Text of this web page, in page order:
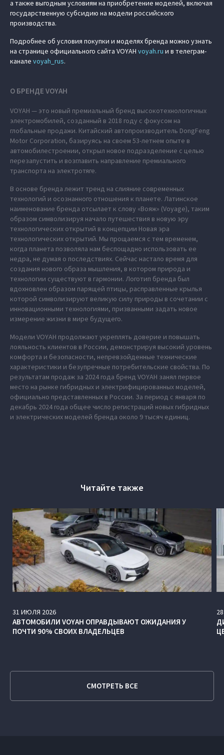
а также выгодным условиям на приобретение моделей, включая
государственную субсидию на модели российского
производства.
Подробнее об условия покупки и моделях бренда можно узнать
на странице официального сайта VOYAH voyah.ru и в телеграм-
канале voyah_rus.
О БРЕНДЕ VOYAH
VOYAH — это новый премиальный бренд высокотехнологичных
электромобилей, созданный в 2018 году с фокусом на
глобальные продажи. Китайский автопроизводитель DongFeng
Motor Corporation, базируясь на своем 53-летнем опыте в
автомобилестроении, открыл новое подразделение с целью
перезапустить и возглавить направление премиального
транспорта на электротяге.
В основе бренда лежит тренд на слияние современных
технологий и осознанного отношения к планете. Латинское
наименование бренда отсылает к слову «Вояж» (Voyage), таким
образом символизируя начало путешествия в новую эру
технологических открытий в концепции Новая эра
технологических открытий. Мы прощаемся с тем временем,
когда планета позволяла нам беспощадно использовать ее
недра, не думая о последствиях. Сейчас настало время для
создания нового образа мышления, в котором природа и
технологии существуют в гармонии. Логотип бренда был
вдохновлен образом парящей птицы, расправленные крылья
которой символизируют великую силу природы в сочетании с
инновационными технологиями, призванными задать новое
измерение жизни в мире будущего.
Модели VOYAH продолжают укреплять доверие и повышать
лояльность клиентов в России, демонстрируя высокий уровень
комфорта и безопасности, непревзойденные технические
характеристики и безупречные потребительские свойства. По
результатам продаж за 2024 года бренд VOYAH занял первое
место на рынке гибридных и электрифицированных моделей,
официально представленных в России. За период с января по
декабрь 2024 года общее число регистраций новых гибридных
и электрических моделей бренда около 9 тысяч единиц.
Читайте также
31 ИЮЛЯ 2026
АВТОМОБИЛИ VOYAH ОПРАВДЫВАЮТ ОЖИДАНИЯ У
ПОЧТИ 90% СВОИХ ВЛАДЕЛЬЦЕВ
28
СМОТРЕТЬ ВСЕ